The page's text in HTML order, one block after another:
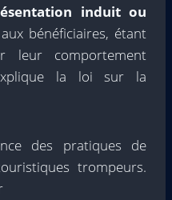
induit ou
aux bénéficiaires, étant
leur comportement
la loi sur la
des pratiques de
trompeurs.